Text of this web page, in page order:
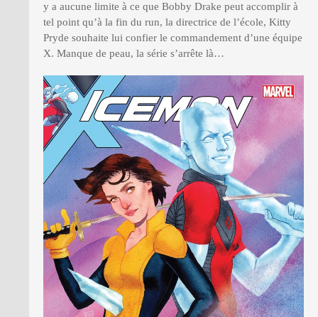
y a aucune limite à ce que Bobby Drake peut accomplir à
tel point qu’à la fin du run, la directrice de l’école, Kitty
Pryde souhaite lui confier le commandement d’une équipe
X. Manque de peau, la série s’arrête là…